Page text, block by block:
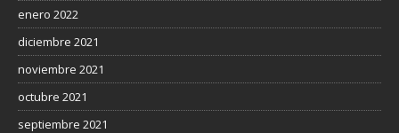
enero 2022
diciembre 2021
noviembre 2021
octubre 2021
septiembre 2021